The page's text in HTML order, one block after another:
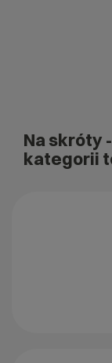
Na skróty
kategorii